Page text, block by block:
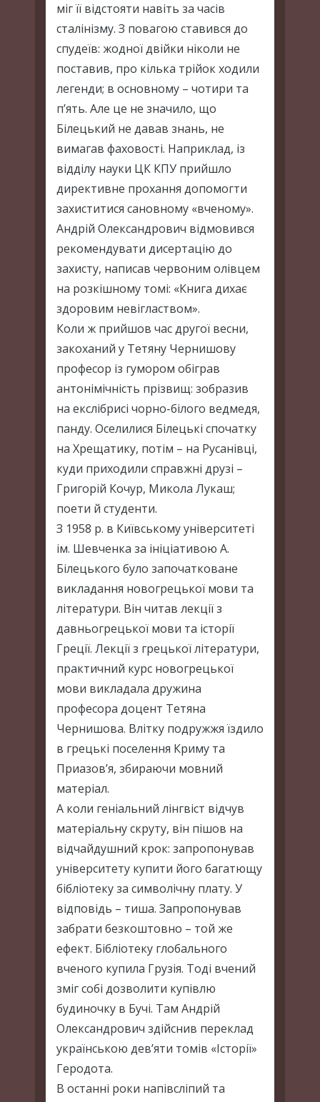
міг її відстояти навіть за часів
сталінізму. З повагою ставився до
спудеїв: жодної двійки ніколи не
поставив, про кілька трійок ходили
легенди; в основному – чотири та
п’ять. Але це не значило, що
Білецький не давав знань, не
вимагав фаховості. Наприклад, із
відділу науки ЦК КПУ прийшло
директивне прохання допомогти
захиститися сановному «вченому».
Андрій Олександрович відмовився
рекомендувати дисертацію до
захисту, написав червоним олівцем
на розкішному томі: «Книга дихає
здоровим невіглаством».
Коли ж прийшов час другої весни,
закоханий у Тетяну Чернишову
професор із гумором обіграв
антонімічність прізвищ: зобразив
на екслібрисі чорно-білого ведмедя,
панду. Оселилися Білецькі спочатку
на Хрещатику, потім – на Русанівці,
куди приходили справжні друзі –
Григорій Кочур, Микола Лукаш;
поети й студенти.
З 1958 р. в Київському університеті
ім. Шевченка за ініціативою А.
Білецького було започатковане
викладання новогрецької мови та
літератури. Він читав лекції з
давньогрецької мови та історії
Греції. Лекції з грецької літератури,
практичний курс новогрецької
мови викладала дружина
професора доцент Тетяна
Чернишова. Влітку подружжя їздило
в грецькі поселення Криму та
Приазов’я, збираючи мовний
матеріал.
А коли геніальний лінгвіст відчув
матеріальну скруту, він пішов на
відчайдушний крок: запропонував
університету купити його багатющу
бібліотеку за символічну плату. У
відповідь – тиша. Запропонував
забрати безкоштовно – той же
ефект. Бібліотеку глобального
вченого купила Грузія. Тоді вчений
зміг собі дозволити купівлю
будиночку в Бучі. Там Андрій
Олександрович здійснив переклад
українською дев’яти томів «Історії»
Геродота.
В останні роки напівсліпий та